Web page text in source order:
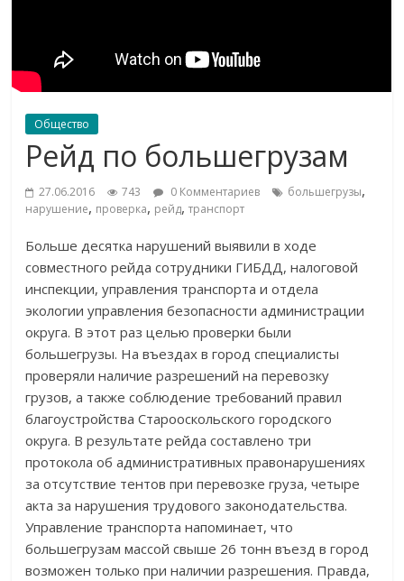
Общество
Рейд по большегрузам
27.06.2016 743 0 Комментариев большегрузы,
нарушение, проверка, рейд,транспорт
Больше десятка нарушений выявили в ходе
совместного рейда сотрудники ГИБДД, налоговой
инспекции, управления транспорта и отдела
экологии управления безопасности администрации
округа. В этот раз целью проверки были
большегрузы. На въездах в город специалисты
проверяли наличие разрешений на перевозку
грузов, а также соблюдение требований правил
благоустройства Старооскольского городского
округа. В результате рейда составлено три
протокола об административных правонарушениях
за отсутствие тентов при перевозке груза, четыре
акта за нарушения трудового законодательства.
Управление транспорта напоминает, что
большегрузам массой свыше 26 тонн въезд в город
возможен только при наличии разрешения. Правда,